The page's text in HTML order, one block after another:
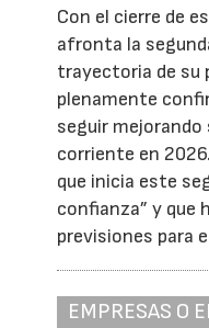
Con el cierre de
afronta la
trayectoria de su
plenamente
seguir
corriente en
que inicia este
confianza” y que
previsiones para
EMPRESAS O